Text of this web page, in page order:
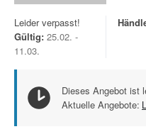
Leider verpasst!
Gültig: 25.02. -
11.03.
Dieses Angebot ist
Aktuelle Angebote: